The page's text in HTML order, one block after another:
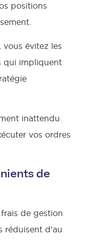
positions
évitez les
qui impliquent
inattendu
vos ordres
de
de gestion
réduisent d’au